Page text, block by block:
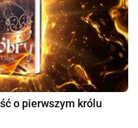
o pierwszym królu